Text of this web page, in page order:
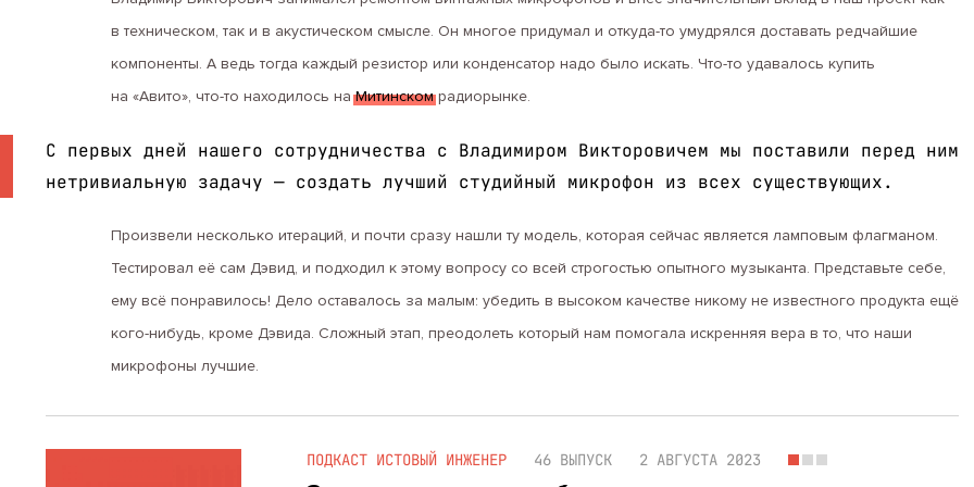
в техническом, так и в акустическом смысле. Он многое придумал и откуда-то умудрялся доставать редчайшие
компоненты. А ведь тогда каждый резистор или конденсатор надо было искать. Что-то удавалось купить
на «Авито», что-то находилось наМитинскомрадиорынке.
С первых дней нашего сотрудничества с Владимиром Викторовичем мы поставили перед ним
нетривиальную задачу — создать лучший студийный микрофон из всех существующих.
Произвели несколько итераций, и почти сразу нашли ту модель, которая сейчас является ламповым флагманом.
Тестировал её сам Дэвид, и подходил к этому вопросу со всей строгостью опытного музыканта. Представьте себе,
ему всё понравилось! Дело оставалось за малым: убедить в высоком качестве никому не известного продукта ещё
кого-нибудь, кроме Дэвида. Сложный этап, преодолеть который нам помогала искренняя вера в то, что наши
микрофоны лучшие.
ПОДКАСТ ИСТОВЫЙ ИНЖЕНЕР 46 ВЫПУСК 2 АВГУСТА 2023